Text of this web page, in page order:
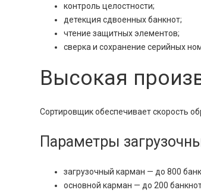
контроль целостности;
детекция сдвоенных банкнот;
чтение защитных элементов;
сверка и сохранение серийных
Высокая
Сортировщик обеспечивает скорость
Параметры
загрузочный карман — до 800
основной карман — до 200